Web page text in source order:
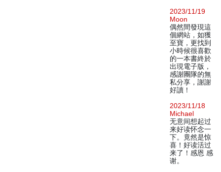
2023/11/19
Moon
偶然間發現這
個網站，如獲
至寶，更找到
小時候很喜歡
的一本書終於
出現電子版，
感謝團隊的無
私分享，謝謝
好讀！
2023/11/18
Michael
无意间想起过
来好读怀念一
下。竟然是惊
喜！好读活过
来了！感恩 感
谢。